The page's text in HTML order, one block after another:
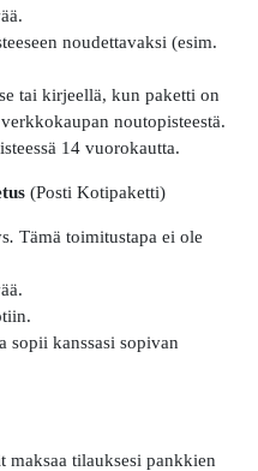
noudettavaksi (esim.
tai kirjeellä, kun paketti on
noutopisteestä.
14 vuorokautta.
(Posti Kotipaketti)
. Tämä toimitustapa ei ole
sopii kanssasi sopivan
maksaa tilauksesi pankkien